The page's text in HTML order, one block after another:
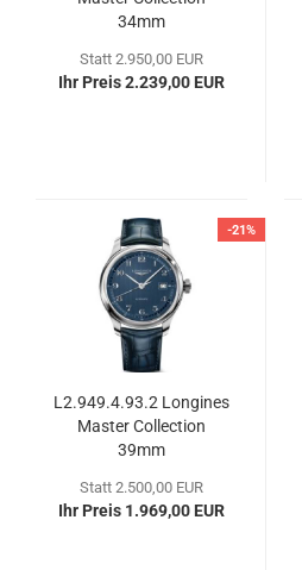
34mm
Statt 2.950,00 EUR
Ihr Preis 2.239,00 EUR
-21%
L2.949.4.93.2 Lon­gi­nes
Mas­ter Coll­ec­tion
39mm
Statt 2.500,00 EUR
Ihr Preis 1.969,00 EUR